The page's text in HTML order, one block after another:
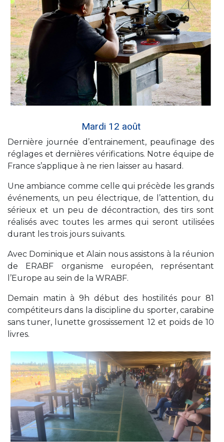
Mardi 12 août
Dernière journée d’entrainement, peaufinage des
réglages et dernières vérifications. Notre équipe de
France s’applique à ne rien laisser au hasard.
Une ambiance comme celle qui précède les grands
événements, un peu électrique, de l’attention, du
sérieux et un peu de décontraction, des tirs sont
réalisés avec toutes les armes qui seront utilisées
durant les trois jours suivants.
Avec Dominique et Alain nous assistons à la réunion
de ERABF organisme européen, représentant
l’Europe au sein de la WRABF.
Demain matin à 9h début des hostilités pour 81
compétiteurs dans la discipline du sporter, carabine
sans tuner, lunette grossissement 12 et poids de 10
livres.